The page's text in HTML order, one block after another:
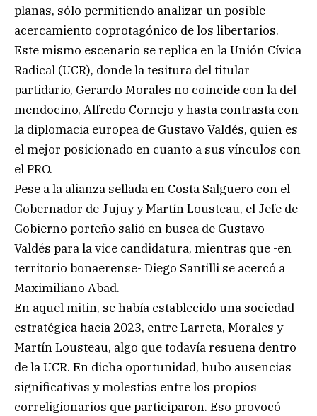
planas, sólo permitiendo analizar un posible
acercamiento coprotagónico de los libertarios.
Este mismo escenario se replica en la Unión Cívica
Radical (UCR), donde la tesitura del titular
partidario, Gerardo Morales no coincide con la del
mendocino, Alfredo Cornejo y hasta contrasta con
la diplomacia europea de Gustavo Valdés, quien es
el mejor posicionado en cuanto a sus vínculos con
el PRO.
Pese a la alianza sellada en Costa Salguero con el
Gobernador de Jujuy y Martín Lousteau, el Jefe de
Gobierno porteño salió en busca de Gustavo
Valdés para la vice candidatura, mientras que -en
territorio bonaerense- Diego Santilli se acercó a
Maximiliano Abad.
En aquel mitin, se había establecido una sociedad
estratégica hacia 2023, entre Larreta, Morales y
Martín Lousteau, algo que todavía resuena dentro
de la UCR. En dicha oportunidad, hubo ausencias
significativas y molestias entre los propios
correligionarios que participaron. Eso provocó